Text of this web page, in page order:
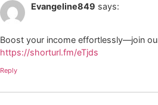
Evangeline849 says:
Boost your income effortlessly—join
https://shorturl.fm/eTjds
Reply